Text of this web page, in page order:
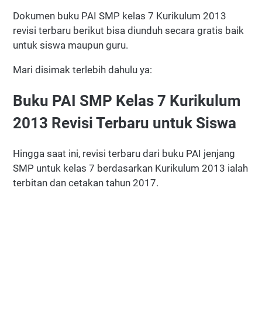
Dokumen buku PAI SMP kelas 7 Kurikulum 2013
revisi terbaru berikut bisa diunduh secara gratis baik
untuk siswa maupun guru.
Mari disimak terlebih dahulu ya:
Buku PAI SMP Kelas 7 Kurikulum
2013 Revisi Terbaru untuk Siswa
Hingga saat ini, revisi terbaru dari buku PAI jenjang
SMP untuk kelas 7 berdasarkan Kurikulum 2013 ialah
terbitan dan cetakan tahun 2017.